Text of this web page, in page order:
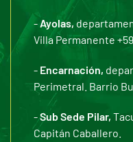
-Ayolas,
Villa Permanente
- Encarnación,
Perimetral. Barrio
-Sub Sede Pilar,
Capitán Caballero.